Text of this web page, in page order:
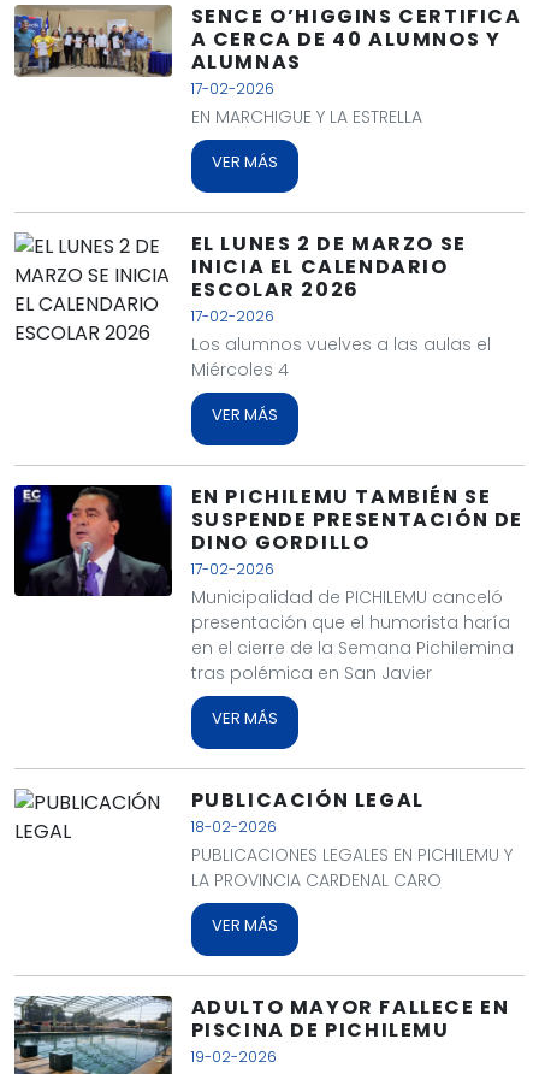
SENCE O’HIGGINS CERTIFICA
A CERCA DE 40 ALUMNOS Y
ALUMNAS
17-02-2026
EN MARCHIGUE Y LA ESTRELLA
VER MÁS
EL LUNES 2 DE MARZO SE
INICIA EL CALENDARIO
ESCOLAR 2026
17-02-2026
Los alumnos vuelves a las aulas el
Miércoles 4
VER MÁS
EN PICHILEMU TAMBIÉN SE
SUSPENDE PRESENTACIÓN DE
DINO GORDILLO
17-02-2026
Municipalidad de PICHILEMU canceló
presentación que el humorista haría
en el cierre de la Semana Pichilemina
tras polémica en San Javier
VER MÁS
PUBLICACIÓN LEGAL
18-02-2026
PUBLICACIONES LEGALES EN PICHILEMU Y
LA PROVINCIA CARDENAL CARO
VER MÁS
ADULTO MAYOR FALLECE EN
PISCINA DE PICHILEMU
19-02-2026